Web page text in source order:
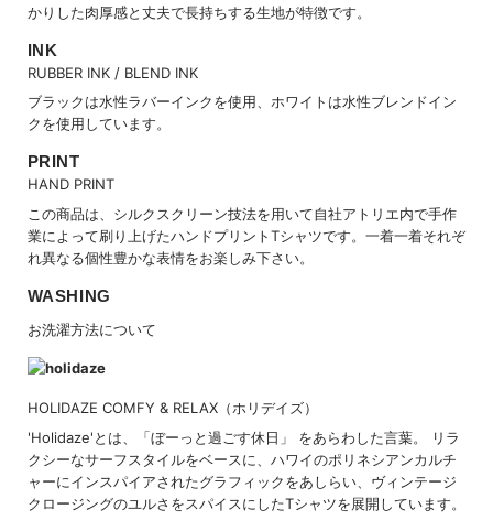
かりした肉厚感と丈夫で長持ちする生地が特徴です。
INK
RUBBER INK / BLEND INK
ブラックは水性ラバーインクを使用、ホワイトは水性ブレンドイン
クを使用しています。
PRINT
HAND PRINT
この商品は、シルクスクリーン技法を用いて自社アトリエ内で手作
業によって刷り上げたハンドプリントTシャツです。一着一着それぞ
れ異なる個性豊かな表情をお楽しみ下さい。
WASHING
お洗濯方法について
HOLIDAZE COMFY & RELAX（ホリデイズ）
'Holidaze'とは、「ぼーっと過ごす休日」 をあらわした言葉。 リラ
クシーなサーフスタイルをベースに、ハワイのポリネシアンカルチ
ャーにインスパイアされたグラフィックをあしらい、ヴィンテージ
クロージングのユルさをスパイスにしたTシャツを展開しています。